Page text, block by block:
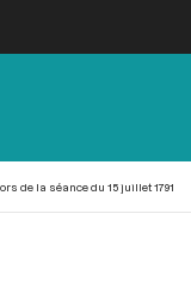
de la séance du 15 juillet 1791